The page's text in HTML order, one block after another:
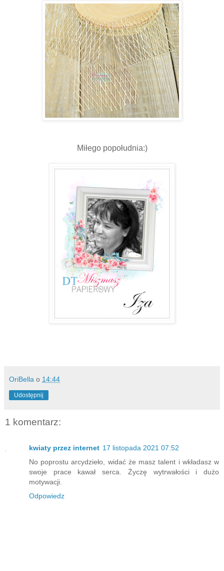
Miłego popołudnia:)
OriBella o 14:44
Udostępnij
1 komentarz:
kwiaty przez internet 17 listopada 2021 07:52
No poprostu arcydzieło, widać że masz talent i wkładasz w
swoje prace kawał serca. Życzę wytrwałości i dużo
motywacji.
Odpowiedz